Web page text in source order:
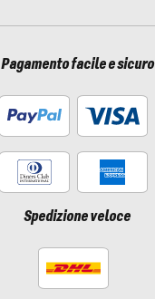
Pagamento facile e sicuro
Spedizione veloce